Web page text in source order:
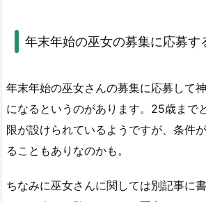
年末年始の巫女の募集に応募す
年末年始の巫女さんの募集に応募して
になるというのがあります。25歳まで
限が設けられているようですが、条件
ることもありなのかも。
ちなみに巫女さんに関しては別記事に